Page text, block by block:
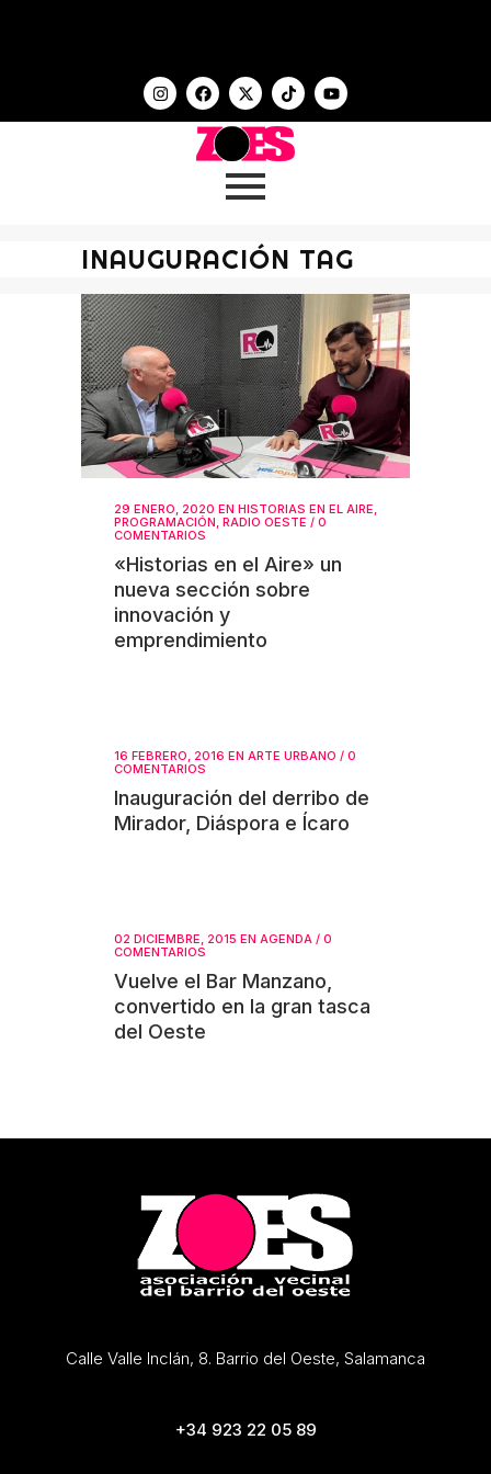
INAUGURACIÓN TAG
29 ENERO, 2020 EN HISTORIAS EN EL AIRE,
PROGRAMACIÓN, RADIO OESTE / 0
COMENTARIOS
«Historias en el Aire» un
nueva sección sobre
innovación y
emprendimiento
16 FEBRERO, 2016 EN ARTE URBANO / 0
COMENTARIOS
Inauguración del derribo de
Mirador, Diáspora e Ícaro
02 DICIEMBRE, 2015 EN AGENDA / 0
COMENTARIOS
Vuelve el Bar Manzano,
convertido en la gran tasca
del Oeste
Calle Valle Inclán, 8. Barrio del Oeste, Salamanca
+34 923 22 05 89